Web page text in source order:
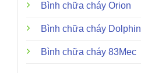
Bình chữa cháy Orion
Bình chữa cháy Dolphin
Bình chữa cháy 83Mec